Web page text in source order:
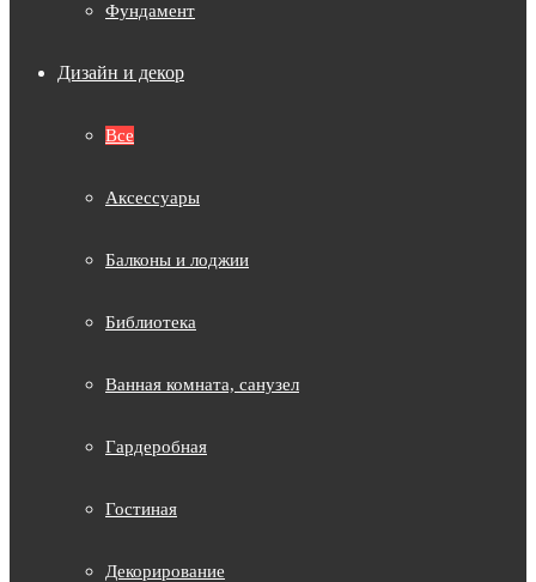
Фундамент
Дизайн и декор
Все
Аксессуары
Балконы и лоджии
Библиотека
Ванная комната, санузел
Гардеробная
Гостиная
Декорирование